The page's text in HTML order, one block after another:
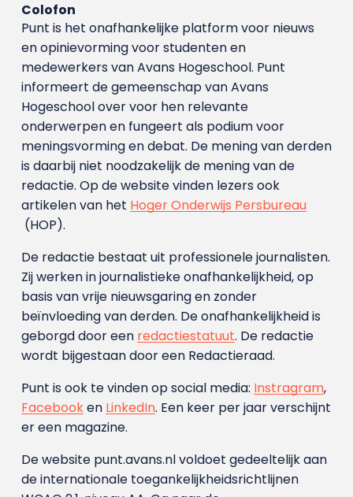
Colofon
Punt is het onafhankelijke platform voor nieuws
en opinievorming voor studenten en
medewerkers van Avans Hoge­school. Punt
informeert de gemeenschap van Avans
Hogeschool over voor hen relevante
onderwerpen en fungeert als podium voor
meningsvorming en debat. De mening van derden
is daarbij niet noodzakelijk de mening van de
redactie. Op de website vinden lezers ook
artikelen van het Hoger Onderwijs Persbureau
(HOP).
De redactie bestaat uit professionele journalisten.
Zij werken in journalistieke onafhankelijkheid, op
basis van vrije nieuwsgaring en zonder
beïnvloeding van derden. De onafhankelijkheid is
geborgd door een redactiestatuut. De redactie
wordt bijgestaan door een Redactieraad.
Punt is ook te vinden op social media: Instragram,
Facebooken LinkedIn. Een keer per jaar verschijnt
er een magazine.
De website punt.avans.nl voldoet gedeeltelijk aan
de internationale toegankelijkheidsrichtlijnen